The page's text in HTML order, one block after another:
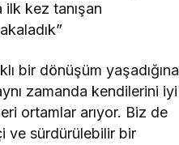
ilk kez tanışan
bir dönüşüm yaşadığına
zamanda kendilerini iyi
ortamlar arıyor. Biz de
ve sürdürülebilir bir